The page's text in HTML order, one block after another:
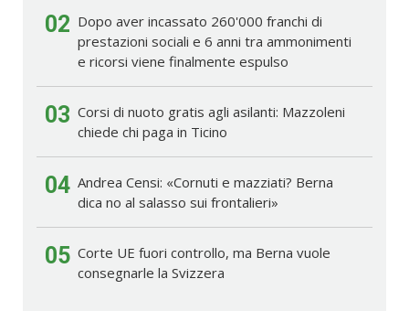
02 Dopo aver incassato 260'000 franchi di
prestazioni sociali e 6 anni tra ammonimenti
e ricorsi viene finalmente espulso
03 Corsi di nuoto gratis agli asilanti: Mazzoleni
chiede chi paga in Ticino
04 Andrea Censi: «Cornuti e mazziati? Berna
dica no al salasso sui frontalieri»
05 Corte UE fuori controllo, ma Berna vuole
consegnarle la Svizzera